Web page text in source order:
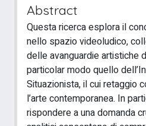
Abstract
Questa ricerca esplora il
nello spazio videoludico,
delle avanguardie artistiche
particolar modo quello
Situazionista, il cui retaggio
l’arte contemporanea. In
rispondere a una domanda